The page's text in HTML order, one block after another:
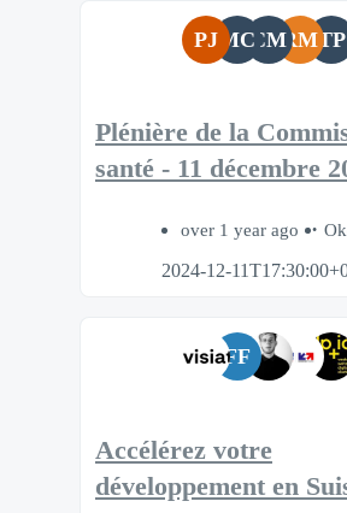
PJ MCCMRMTP
Plénière de la
santé - 11 décembre
over 1 year ago
2024-12-
FF
Accélérez votre
développement en